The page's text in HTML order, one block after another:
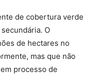
de cobertura verde
O
de hectares no
mas que não
processo de